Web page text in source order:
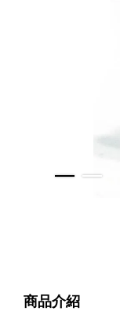
商品介紹